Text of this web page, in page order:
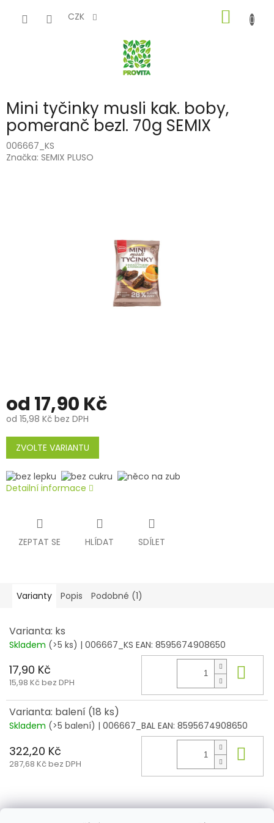
CZK
KOŠÍK
Mini tyčinky musli kak. boby,
pomeranč bezl. 70g SEMIX
006667_KS
Značka: SEMIX PLUSO
od 17,90 Kč
od 15,98 Kč bez DPH
Měrná
cena:
ZVOLTE VARIANTU
Detailní informace
ZEPTAT SE HLÍDAT SDÍLET
Varianty Popis Podobné (1)
Varianta: ks
Skladem (>5 ks) | 006667_KS EAN: 8595674908650
17,90 Kč
15,98 Kč bez DPH
Varianta: balení (18 ks)
Skladem (>5 balení) | 006667_BAL EAN: 8595674908650
322,20 Kč
287,68 Kč bez DPH
Z